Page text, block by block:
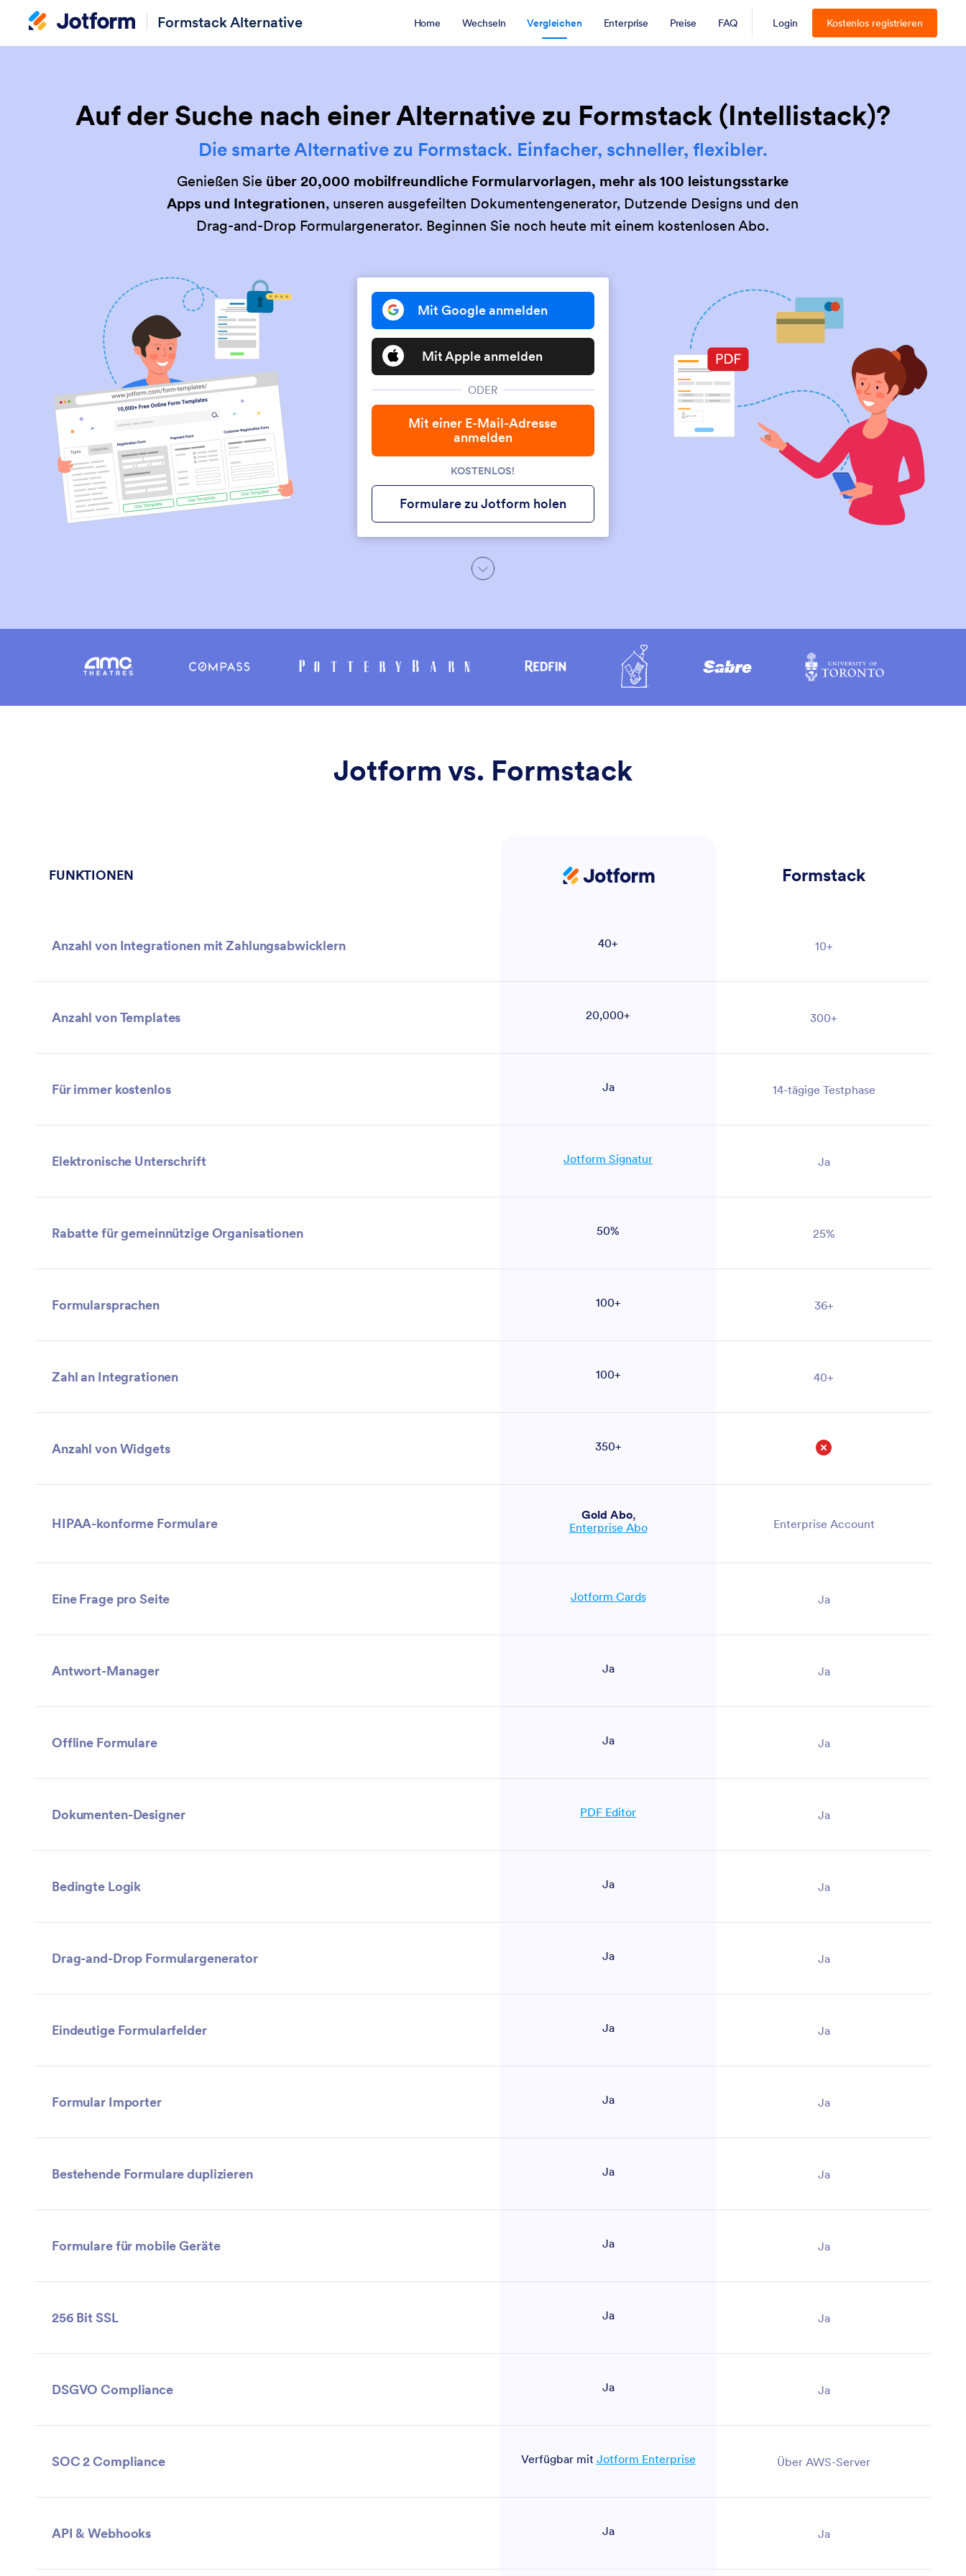
Formstack Alternative Home Wechseln Vergleichen Enterprise Preise FAQ Login Kostenlos registrieren
Auf der Suche nach einer Alternative zu Formstack (Intellistack)?
Die smarte Alternative zu Formstack. Einfacher, schneller, flexibler.
Genießen Sie über 20,000 mobilfreundliche Formularvorlagen, mehr als 100 leistungsstarke
Apps und Integrationen, unseren ausgefeilten Dokumentengenerator, Dutzende Designs und den
Drag-and-Drop Formulargenerator. Beginnen Sie noch heute mit einem kostenlosen Abo.
Mit Google anmelden
Mit Apple anmelden
ODER
Mit einer E-Mail-Adresse
anmelden
KOSTENLOS!
Formulare zu Jotform holen
Jotform vs. Formstack
FUNKTIONEN Jotform Formstack
Anzahl von Integrationen mit Zahlungsabwicklern 40+ 10+
Anzahl von Templates 20,000+ 300+
Für immer kostenlos Ja 14-tägige Testphase
Elektronische Unterschrift Jotform Signatur Ja
Rabatte für gemeinnützige Organisationen 50% 25%
Formularsprachen 100+ 36+
Zahl an Integrationen 100+ 40+
Anzahl von Widgets
350+
HIPAA-konforme Formulare
Gold Abo,
Enterprise Abo
Enterprise Account
Eine Frage pro Seite Jotform Cards Ja
Antwort-Manager Ja Ja
Offline Formulare Ja Ja
Dokumenten-Designer PDF Editor Ja
Bedingte Logik Ja Ja
Drag-and-Drop Formulargenerator Ja Ja
Eindeutige Formularfelder Ja Ja
Formular Importer Ja Ja
Bestehende Formulare duplizieren Ja Ja
Formulare für mobile Geräte Ja Ja
256 Bit SSL Ja Ja
DSGVO Compliance Ja Ja
SOC 2 Compliance Verfügbar mit Jotform Enterprise Über AWS-Server
API & Webhooks Ja Ja